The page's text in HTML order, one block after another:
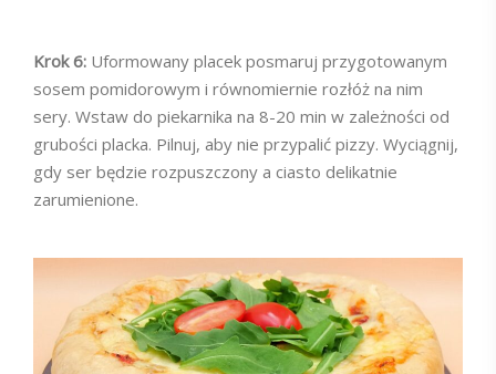
Krok 6: Uformowany placek posmaruj przygotowanym
sosem pomidorowym i równomiernie rozłóż na nim
sery. Wstaw do piekarnika na 8-20 min w zależności od
grubości placka. Pilnuj, aby nie przypalić pizzy. Wyciągnij,
gdy ser będzie rozpuszczony a ciasto delikatnie
zarumienione.